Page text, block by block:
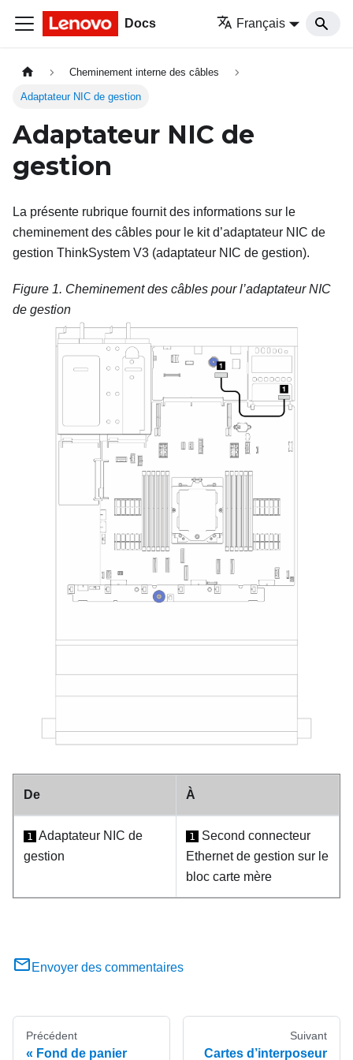
Docs Français
Cheminement interne des câbles
Adaptateur NIC de gestion
Adaptateur NIC de
gestion
La présente rubrique fournit des informations sur le
cheminement des câbles pour le kit d’adaptateur NIC de
gestion ThinkSystem V3 (adaptateur NIC de gestion).
Figure 1. Cheminement des câbles pour l’adaptateur NIC
de gestion
De À
1
Adaptateur NIC de
gestion
1
Second connecteur
Ethernet de gestion sur le
bloc carte mère
Envoyer des commentaires
Précédent
Fond de panier
Suivant
Cartes d’interposeur